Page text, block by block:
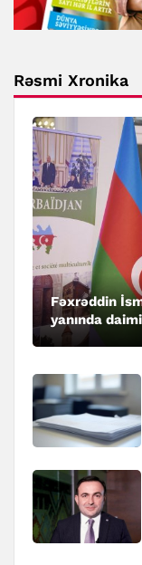
Rəsmi Xronika
Fəxrəddin
yanında